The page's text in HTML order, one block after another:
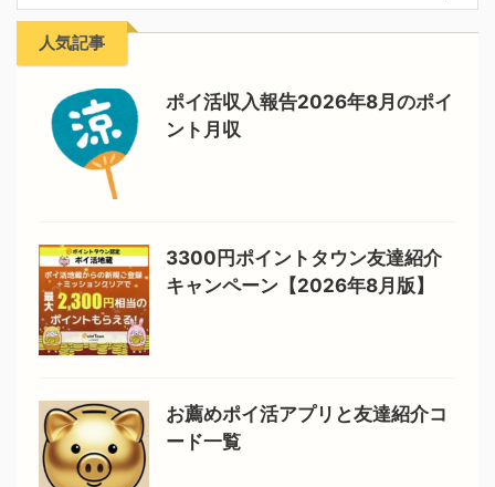
人気記事
ポイ活収入報告2026年8月のポイ
ント月収
3300円ポイントタウン友達紹介
キャンペーン【2026年8月版】
お薦めポイ活アプリと友達紹介コ
ード一覧